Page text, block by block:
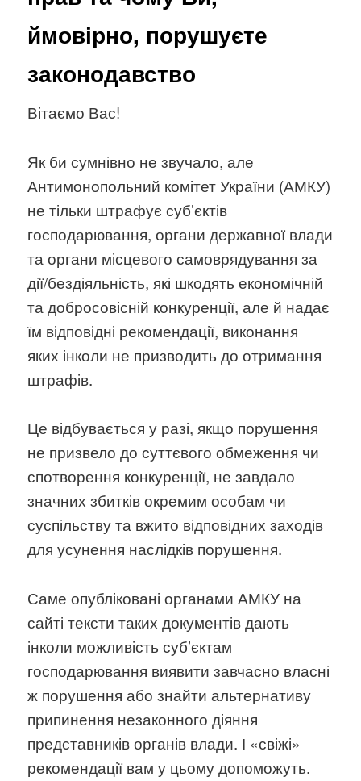
ймовірно, порушуєте
законодавство
Вітаємо Вас!
Як би сумнівно не звучало, але
Антимонопольний комітет України (АМКУ)
не тільки штрафує суб’єктів
господарювання, органи державної влади
та органи місцевого самоврядування за
дії/бездіяльність, які шкодять економічній
та добросовісній конкуренції, але й надає
їм відповідні рекомендації, виконання
яких інколи не призводить до отримання
штрафів.
Це відбувається у разі, якщо порушення
не призвело до суттєвого обмеження чи
спотворення конкуренції, не завдало
значних збитків окремим особам чи
суспільству та вжито відповідних заходів
для усунення наслідків порушення.
Саме опубліковані органами АМКУ на
сайті тексти таких документів дають
інколи можливість суб’єктам
господарювання виявити завчасно власні
ж порушення або знайти альтернативу
припинення незаконного діяння
представників органів влади. І «свіжі»
рекомендації вам у цьому допоможуть.